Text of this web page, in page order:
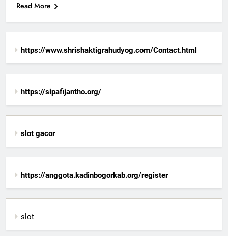
Read More
https://www.shrishaktigrahudyog.com/Contact.html
https://sipafijantho.org/
slot gacor
https://anggota.kadinbogorkab.org/register
slot